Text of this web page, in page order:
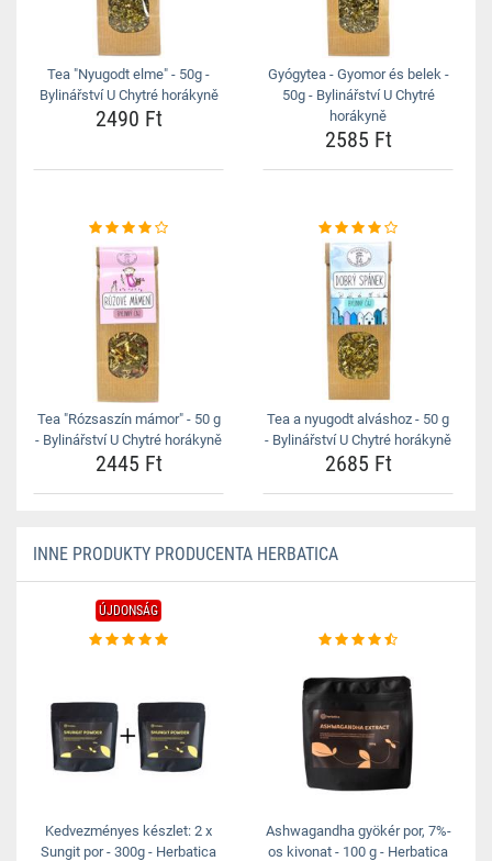
Tea "Nyugodt elme" - 50g -
Bylinářství U Chytré horákyně
2490 Ft
Gyógytea - Gyomor és belek -
50g - Bylinářství U Chytré
horákyně
2585 Ft
Tea "Rózsaszín mámor" - 50 g
- Bylinářství U Chytré horákyně
2445 Ft
Tea a nyugodt alváshoz - 50 g
- Bylinářství U Chytré horákyně
2685 Ft
INNE PRODUKTY PRODUCENTA HERBATICA
ÚJDONSÁG
Kedvezményes készlet: 2 x
Sungit por - 300g - Herbatica
Ashwagandha gyökér por, 7%-
os kivonat - 100 g - Herbatica